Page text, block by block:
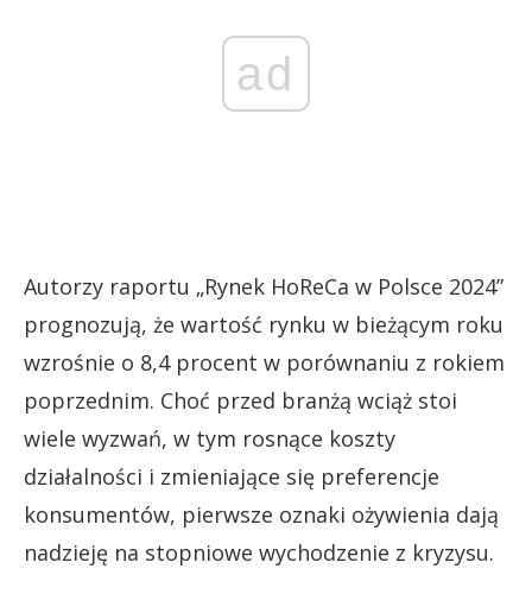
ad
Autorzy raportu „Rynek HoReCa w Polsce 2024”
prognozują, że wartość rynku w bieżącym roku
wzrośnie o 8,4 procent w porównaniu z rokiem
poprzednim. Choć przed branżą wciąż stoi
wiele wyzwań, w tym rosnące koszty
działalności i zmieniające się preferencje
konsumentów, pierwsze oznaki ożywienia dają
nadzieję na stopniowe wychodzenie z kryzysu.